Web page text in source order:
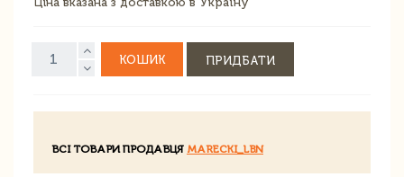
КОШИК ПРИДБАТИ
ВСІ ТОВАРИ ПРОДАВЦЯ MARECKI_LBN